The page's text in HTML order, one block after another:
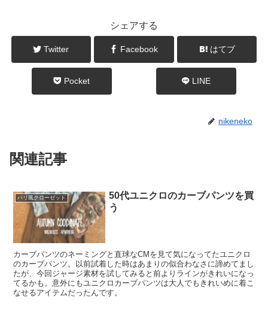
シェアする
Twitter Facebook はてブ
Pocket LINE
nikeneko
関連記事
パリ風クローゼット
50代ユニクロのカーブパンツを買
う
カーブパンツのネーミングと直球なCMを見て気になってたユニクロ
のカーブパンツ。以前試着した時はあまりの似合わなさに諦めてまし
たが、今回ジャージ素材を試してみると前よりラインがきれいになっ
てるかも。意外にもユニクロカーブパンツは大人でもきれいめに着こ
なせるアイテムだったんです。